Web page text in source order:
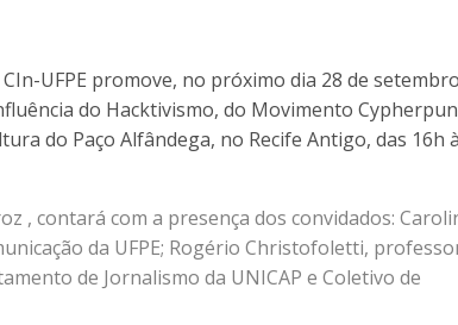
UFPE promove, no próximo dia 28 de
do Hacktivismo, do Movimento
do Paço Alfândega, no Recife Antigo, das 16h
, contará com a presença dos convidados:
da UFPE; Rogério Christofoletti,
de Jornalismo da UNICAP e Coletivo de